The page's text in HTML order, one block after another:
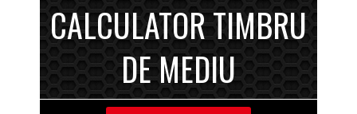
CALCULATOR TIMBRU
DE MEDIU